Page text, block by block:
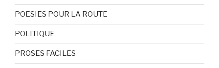
POESIES POUR LA ROUTE
POLITIQUE
PROSES FACILES